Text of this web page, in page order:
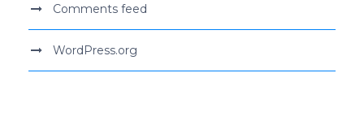
Comments feed
WordPress.org